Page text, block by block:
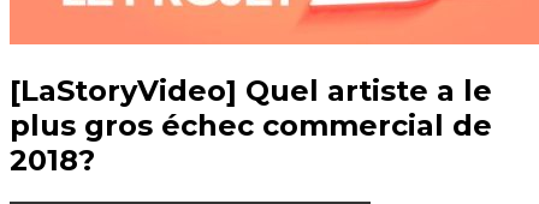
[LaStoryVideo] Quel artiste a le
plus gros échec commercial de
2018?